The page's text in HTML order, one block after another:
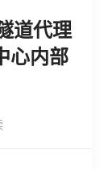
道代理
心内部